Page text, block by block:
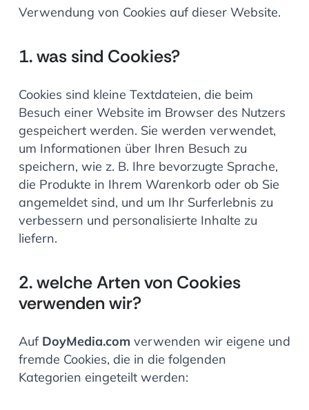
Verwendung von Cookies auf dieser Website.
1. was sind Cookies?
Cookies sind kleine Textdateien, die beim
Besuch einer Website im Browser des Nutzers
gespeichert werden. Sie werden verwendet,
um Informationen über Ihren Besuch zu
speichern, wie z. B. Ihre bevorzugte Sprache,
die Produkte in Ihrem Warenkorb oder ob Sie
angemeldet sind, und um Ihr Surferlebnis zu
verbessern und personalisierte Inhalte zu
liefern.
2. welche Arten von Cookies
verwenden wir?
Auf DoyMedia.com verwenden wir eigene und
fremde Cookies, die in die folgenden
Kategorien eingeteilt werden: